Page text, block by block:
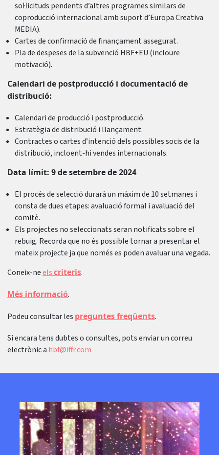
sol·licituds pendents d’altres programes similars de
coproducció internacional amb suport d’Europa Creativa
MEDIA).
Cartes de confirmació de finançament assegurat.
Pla de despeses de la subvenció HBF+EU (incloure
motivació).
Calendari de postproducció i documentació de
distribució:
Calendari de producció i postproducció.
Estratègia de distribució i llançament.
Contractes o cartes d’intenció dels possibles socis de la
distribució, incloent-hi vendes internacionals.
Data límit: 9 de setembre de 2024
El procés de selecció durarà un màxim de 10 setmanes i
consta de dues etapes: avaluació formal i avaluació del
comitè.
Els projectes no seleccionats seran notificats sobre el
rebuig. Recorda que no és possible tornar a presentar el
mateix projecte ja que només es poden avaluar una vegada.
Coneix-neelscriteris.
Més informació.
Podeu consultar les preguntes freqüents.
Si encara tens dubtes o consultes, pots enviar un correu
electrònic a hbf@iffr.com